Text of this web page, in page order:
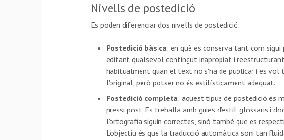
Nivells de postedició
Es poden diferenciar dos nivells de postedició:
Postedició bàsica: en què es conserva tant com
editant qualsevol contingut inapropiat i
habitualment quan el text no s'ha de publicar i es vol
l'original, però potser no és estilísticament adequat.
Postedició completa: aquest tipus de postedició és
pressupost. Es treballa amb guies d’estil, glossaris i
l'ortografia siguin correctes, sinó també que es
L'objectiu és que la traducció automàtica soni tan